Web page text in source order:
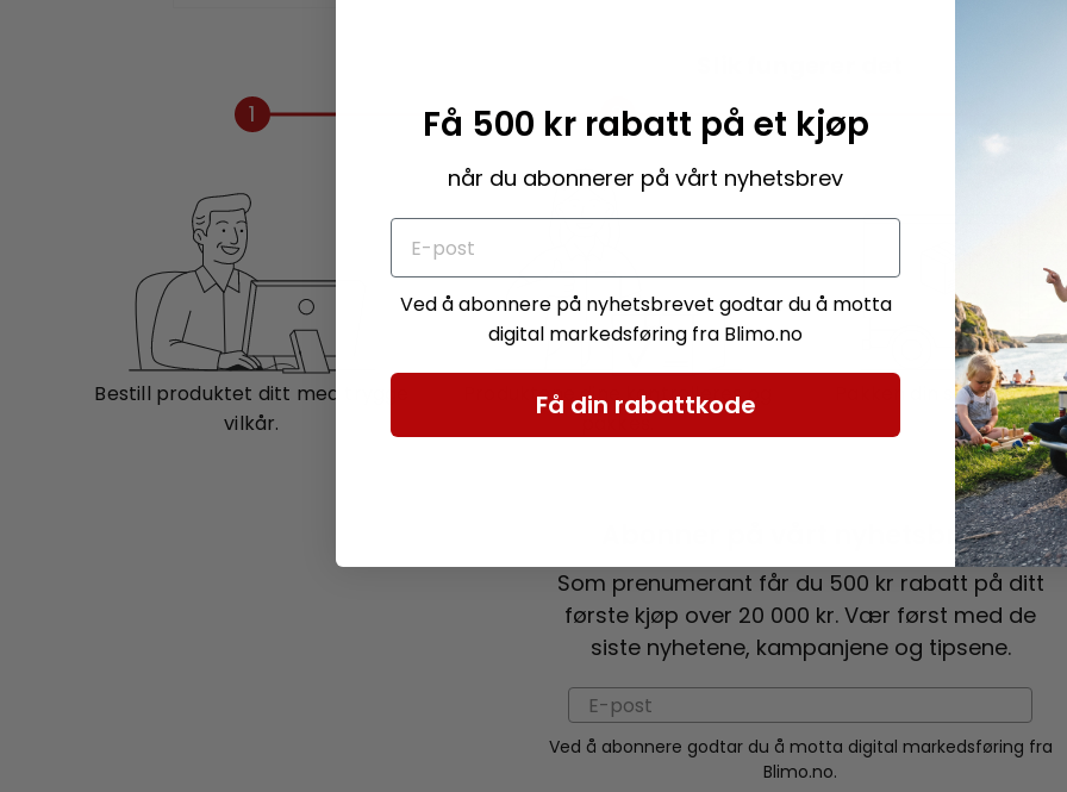
1
Bestill produktet ditt med trygge
vilkår.
2
Produktene dine kontrolleres og
Pakken din sendes
Abonner på vårt nyhetsbrev!
Som prenumerant får du 500 kr rabatt på ditt
første kjøp over 20 000 kr. Vær først med de
siste nyhetene, kampanjene og tipsene.
Ved å abonnere godtar du å motta digital markedsføring fra
Blimo.no.
Få 500 kr rabatt på et kjøp
når du abonnerer på vårt nyhetsbrev
Ved å abonnere på nyhetsbrevet godtar du å motta
digital markedsføring fra Blimo.no
Få din rabattkode